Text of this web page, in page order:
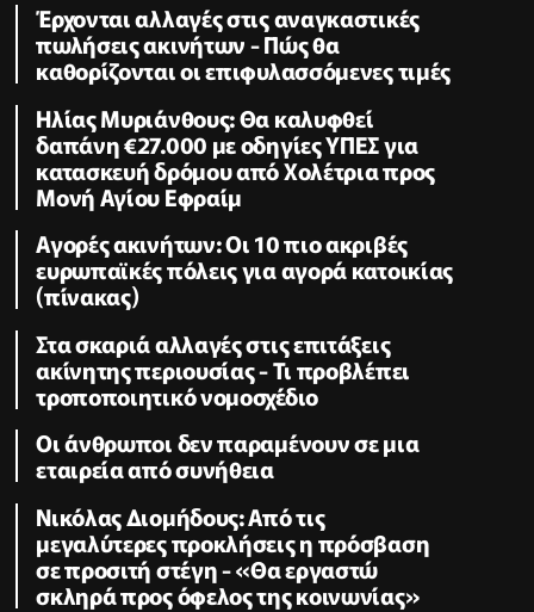
Έρχονται αλλαγές στις αναγκαστικές
πωλήσεις ακινήτων - Πώς θα
καθορίζονται οι επιφυλασσόμενες τιμές
Ηλίας Μυριάνθους: Θα καλυφθεί
δαπάνη €27.000 με οδηγίες ΥΠΕΣ για
κατασκευή δρόμου από Χολέτρια προς
Μονή Αγίου Εφραίμ
Αγορές ακινήτων: Οι 10 πιο ακριβές
ευρωπαϊκές πόλεις για αγορά κατοικίας
(πίνακας)
Στα σκαριά αλλαγές στις επιτάξεις
ακίνητης περιουσίας - Τι προβλέπει
τροποποιητικό νομοσχέδιο
Οι άνθρωποι δεν παραμένουν σε μια
εταιρεία από συνήθεια
Νικόλας Διομήδους: Από τις
μεγαλύτερες προκλήσεις η πρόσβαση
σε προσιτή στέγη - «Θα εργαστώ
σκληρά προς όφελος της κοινωνίας»